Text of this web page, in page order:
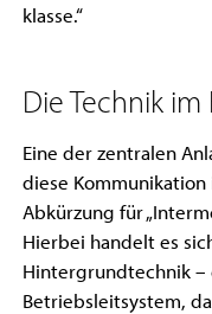
klasse.“
Die Technik
Eine der zentralen
diese Kommunikation
Abkürzung für
Hierbei handelt es
Hintergrundtechnik
Betriebsleitsystem,